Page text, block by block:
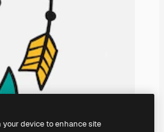
your device to enhance site